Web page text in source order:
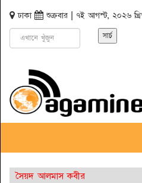
ঢাকা
শুক্রবার | ৭ই আগস্ট, ২০২৬
সৈয়দ আলমাস কবীর